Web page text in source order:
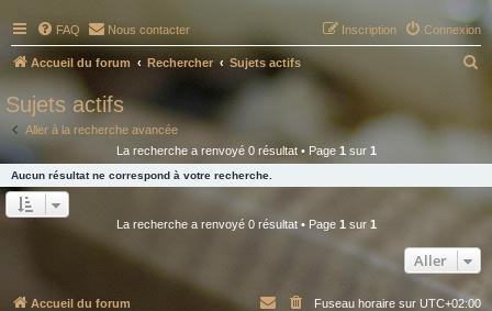
FAQ Nous contacter Connexion
Inscription
Accueil du forum Rechercher Sujets actifs
e
e
r
Sujets actifs
Aller à la recherche avancée
La recherche a renvoyé 0 résultat • Page 1sur 1
Aucun résultat ne correspond à votre recherche.
La recherche a renvoyé 0 résultat • Page 1 sur 1
Aller
Accueil du forum Fuseau horaire sur UTC+02:00